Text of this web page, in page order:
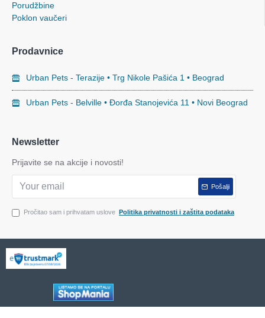
Porudžbine
Poklon vaučeri
Prodavnice
Urban Pets - Terazije • Trg Nikole Pašića 1 • Beograd
Urban Pets - Belville • Đorđa Stanojevića 11 • Novi Beograd
Newsletter
Prijavite se na akcije i novosti!
Pošalji
Pročitao sam i prihvatam uslove Politika privatnosti i zaštita podataka